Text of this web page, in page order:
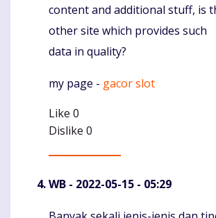
content and additional stuff, is
other site which provides such
data in quality?
my page - gacor slot
Like 0
Dislike 0
WB - 2022-05-15 - 05:29